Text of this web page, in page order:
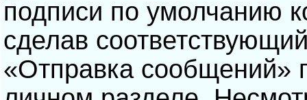
подписи по умолчанию
сделав
«Отправка сообщений»